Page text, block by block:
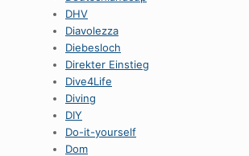
DHV
Diavolezza
Diebesloch
Direkter Einstieg
Dive4Life
Diving
DIY
Do-it-yourself
Dom